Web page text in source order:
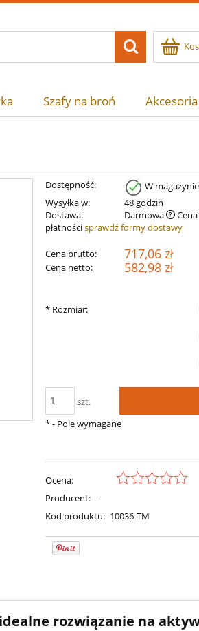
Szafy na broń Akcesoria
Dostępność:
W magazynie
Wysyłka w:
48 godzin
Dostawa:
Darmowa
płatnościsprawdź formy dostawy
Cena brutto: 717,06 zł
Cena netto: 582,98 zł
* Rozmiar:
szt.
*- Pole wymagane
Ocena:
Producent: -
Kod produktu: 10036-TM
rozwiązanie na